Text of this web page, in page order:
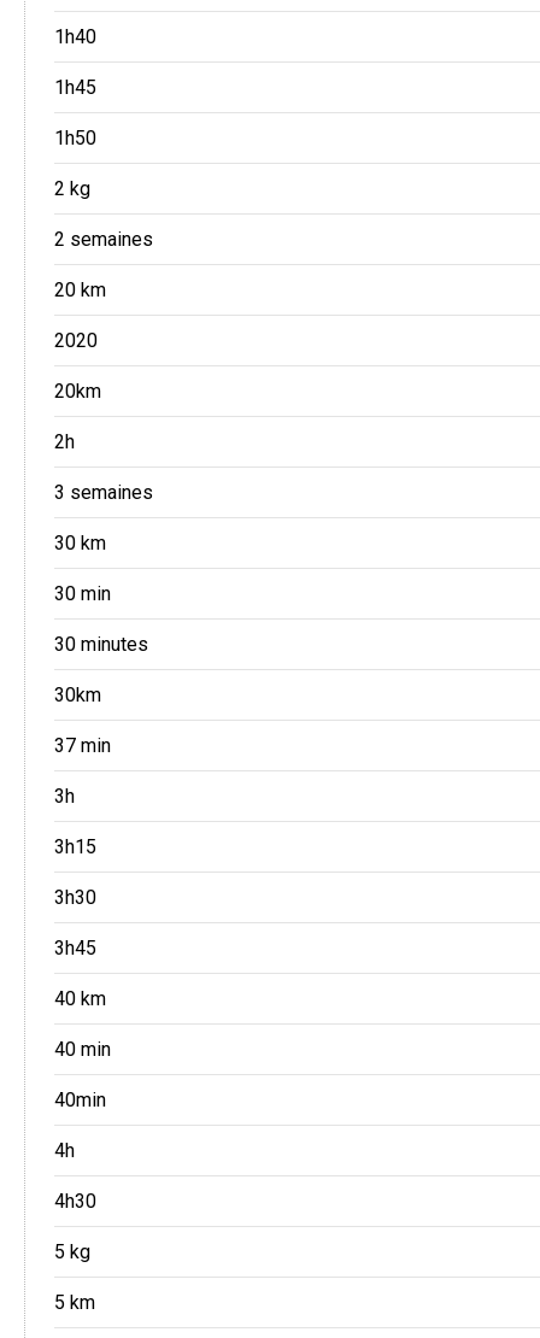
1h40
1h45
1h50
2 kg
2 semaines
20 km
2020
20km
2h
3 semaines
30 km
30 min
30 minutes
30km
37 min
3h
3h15
3h30
3h45
40 km
40 min
40min
4h
4h30
5 kg
5 km